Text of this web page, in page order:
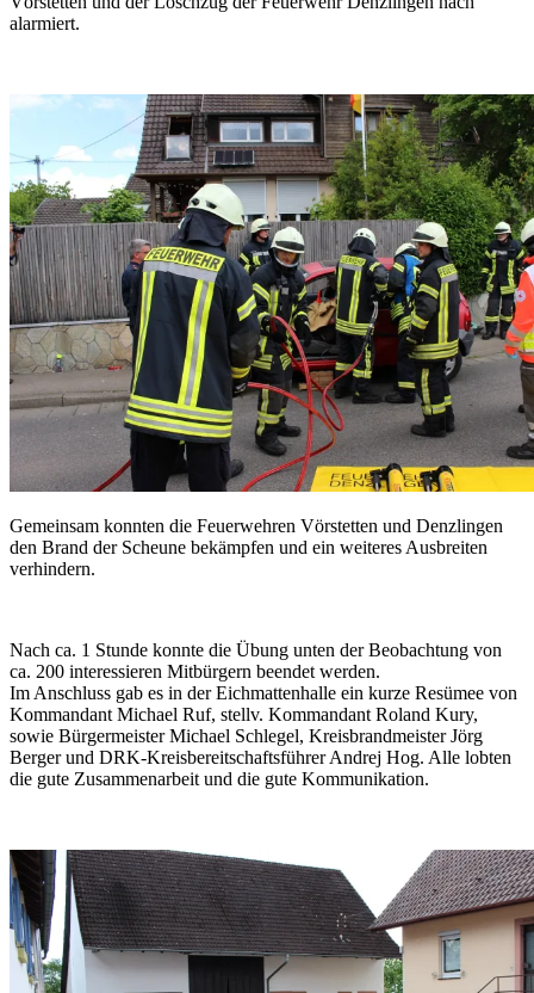
alarmiert.
Gemeinsam konnten die Feuerwehren Vörstetten und Denzlingen
den Brand der Scheune bekämpfen und ein weiteres Ausbreiten
verhindern.
Nach ca. 1 Stunde konnte die Übung unten der Beobachtung von
ca. 200 interessieren Mitbürgern beendet werden.
Im Anschluss gab es in der Eichmattenhalle ein kurze Resümee von
Kommandant Michael Ruf, stellv. Kommandant Roland Kury,
sowie Bürgermeister Michael Schlegel, Kreisbrandmeister Jörg
Berger und DRK-Kreisbereitschaftsführer Andrej Hog. Alle lobten
die gute Zusammenarbeit und die gute Kommunikation.